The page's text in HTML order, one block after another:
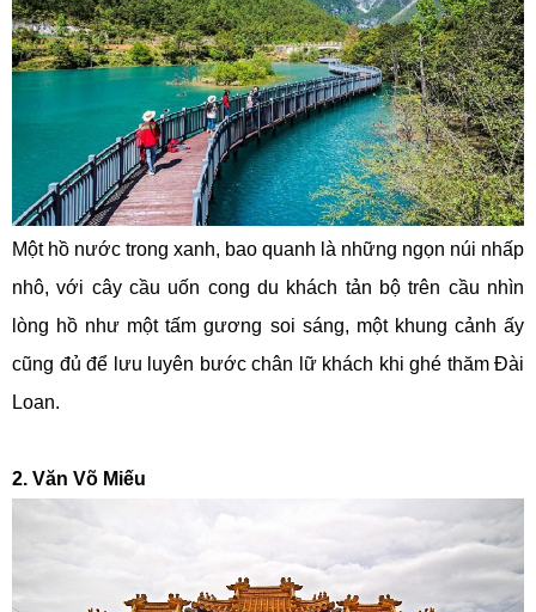
Một hồ nước trong xanh, bao quanh là những ngọn núi nhấp
nhô, với cây cầu uốn cong du khách tản bộ trên cầu nhìn
lòng hồ như một tấm gương soi sáng, một khung cảnh ấy
cũng đủ để lưu luyên bước chân lữ khách khi ghé thăm Đài
Loan.
2. Văn Võ Miếu